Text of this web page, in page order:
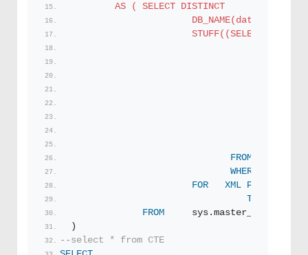
          AS ( SELECT DISTINCT
DB_NAME(database_id)
                        STUFF((SELECT   '
FROM
WHERE
FOR
XML PATH
TYPE
FROM
     sys.master_files sm2
  )
--select * from CTE